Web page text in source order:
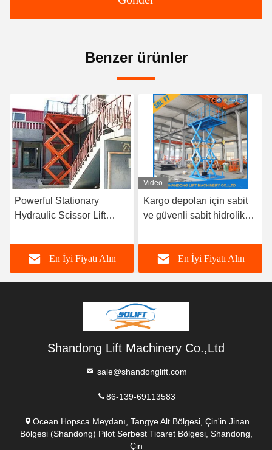
Benzer ürünler
Lift
Goods
Alın
Video
Kargo depoları için sabit
ve güvenli sabit hidrolik
asansörü masası
En İyi Fiyatı Alın
Video
Ağır görev ve
özelleştirilebilir
özelleştirilebilir
hidrolik makas
En İyi
Shandong Lift Machinery Co.,Ltd
sale@shandonglift.com
86-139-69113583
Ocean Hopsca Meydanı, Tangye Alt Bölgesi, Çin'in Jinan
Bölgesi (Shandong) Pilot Serbest Ticaret Bölgesi, Shandong,
Çin